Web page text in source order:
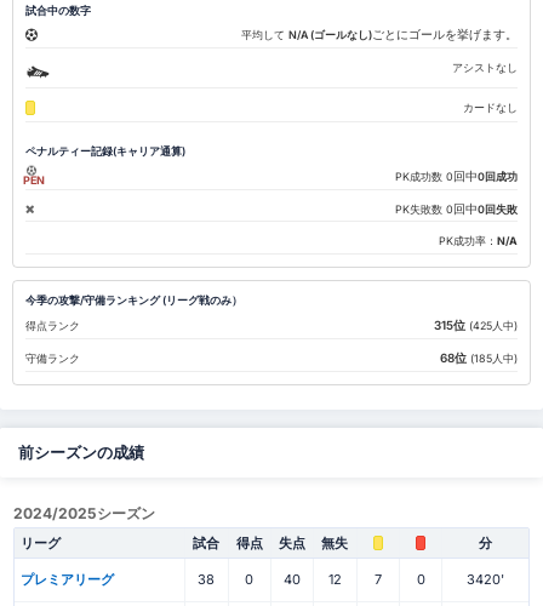
試合中の数字
平均してN/A (ゴールなし)ごとにゴールを挙げます。
アシストなし
カードなし
ペナルティー記録(キャリア通算)
PEN PK成功数 0回中0回成功
PK失敗数 0回中0回失敗
PK成功率：N/A
今季の攻撃/守備ランキング (リーグ戦のみ）
得点ランク
315位 (425人中)
守備ランク 68位 (185人中)
前シーズンの成績
2024/2025シーズン
リーグ 試合 得点 失点 無失 分
プレミアリーグ 38 0 40 12 7 0 3420'